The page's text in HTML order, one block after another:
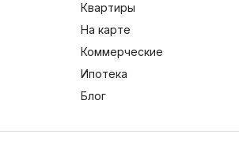
Квартиры
На карте
Коммерческие
Ипотека
Блог